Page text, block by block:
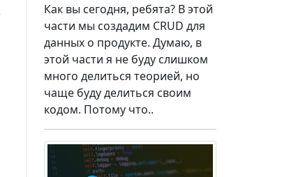
Как вы сегодня, ребята? В этой
части мы создадим CRUD для
данных о продукте. Думаю, в
этой части я не буду слишком
много делиться теорией, но
чаще буду делиться своим
кодом. Потому что..